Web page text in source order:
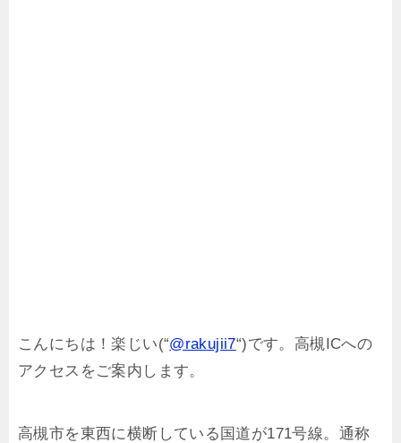
こんにちは！楽じい(“@rakujii7“)です。高槻ICへの
アクセスをご案内します。
高槻市を東西に横断している国道が171号線。通称